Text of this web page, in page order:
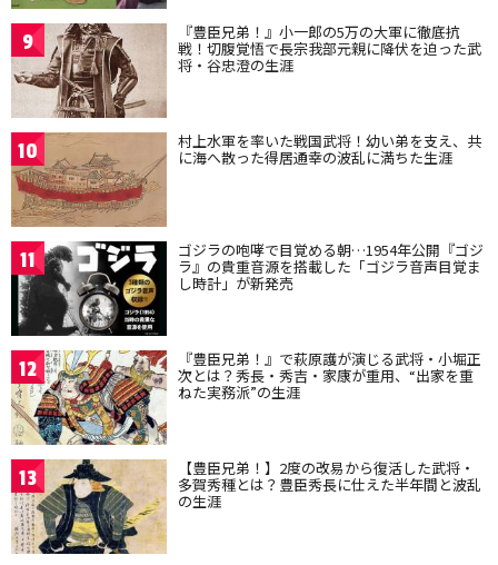
9 『豊臣兄弟！』小一郎の5万の大軍に徹底抗
戦！切腹覚悟で長宗我部元親に降伏を迫った武
将・谷忠澄の生涯
10 村上水軍を率いた戦国武将！幼い弟を支え、共
に海へ散った得居通幸の波乱に満ちた生涯
11 ゴジラの咆哮で目覚める朝…1954年公開『ゴジ
ラ』の貴重音源を搭載した「ゴジラ音声目覚ま
し時計」が新発売
12 『豊臣兄弟！』で萩原護が演じる武将・小堀正
次とは？秀長・秀吉・家康が重用、“出家を重
ねた実務派”の生涯
13 【豊臣兄弟！】2度の改易から復活した武将・
多賀秀種とは？豊臣秀長に仕えた半年間と波乱
の生涯